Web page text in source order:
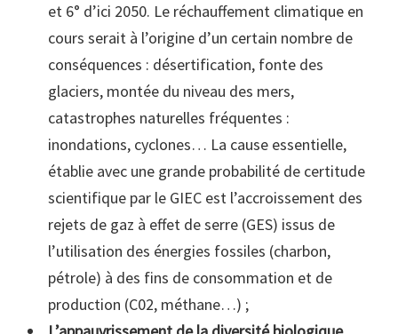
et 6° d’ici 2050. Le réchauffement climatique en
cours serait à l’origine d’un certain nombre de
conséquences : désertification, fonte des
glaciers, montée du niveau des mers,
catastrophes naturelles fréquentes :
inondations, cyclones… La cause essentielle,
établie avec une grande probabilité de certitude
scientifique par le GIEC est l’accroissement des
rejets de gaz à effet de serre (GES) issus de
l’utilisation des énergies fossiles (charbon,
pétrole) à des fins de consommation et de
production (C02, méthane…) ;